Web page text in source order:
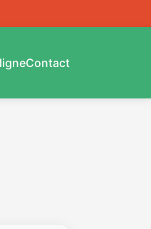
Contact